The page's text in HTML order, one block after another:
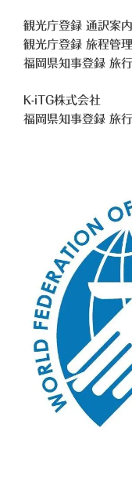
観光庁登録 通訳案
観光庁登録 旅程管
福岡県知事登録 旅
K-iTG株式会社
福岡県知事登録 旅